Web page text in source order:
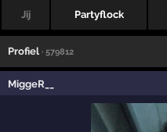
Jij Partyflock
Profiel · 579812
MiggeR__